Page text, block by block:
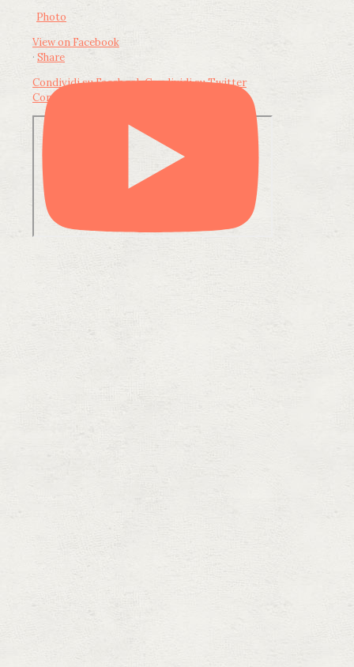
Photo
View on Facebook
· Share
Condividi su FacebookCondividi su Twitter
Condividi su LinkedIn